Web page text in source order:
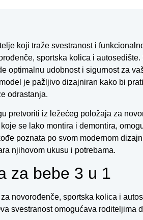
koji traže svestranost i
sportska kolica i
optimalnu udobnost i sigurnost za
je pažljivo dizajniran kako bi
odrastanja.
pretvoriti iz ležećeg položaja za
se lako montira i demontira,
poznata po svom modernom
njihovom ukusu i potrebama.
za bebe 3 u 1
novorođenče, sportska kolica i
svestranost omogućava roditeljima